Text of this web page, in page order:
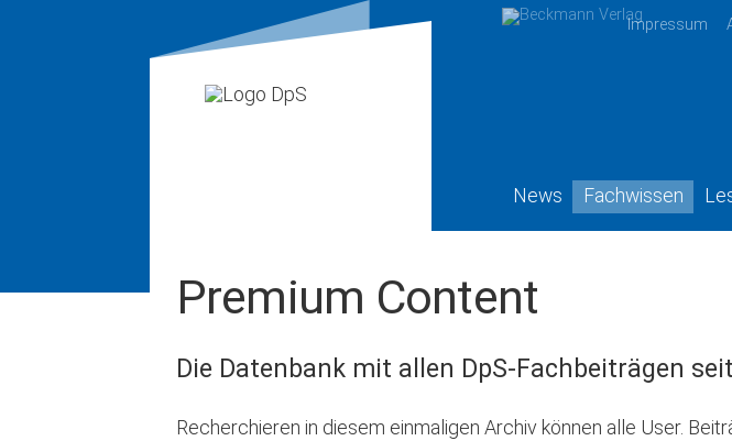
Impressum
News Fachwissen
Premium Content
Die Datenbank mit allen DpS-Fachbeiträgen
Recherchieren in diesem einmaligen Archiv können alle User.